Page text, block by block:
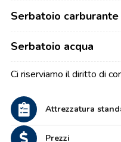
Serbatoio carburante
Serbatoio acqua
Ci riserviamo il diritto di
Attrezzatura
Prezzi